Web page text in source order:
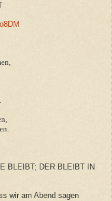
BLEIBT; DER BLEIBT IN
wir am Abend sagen